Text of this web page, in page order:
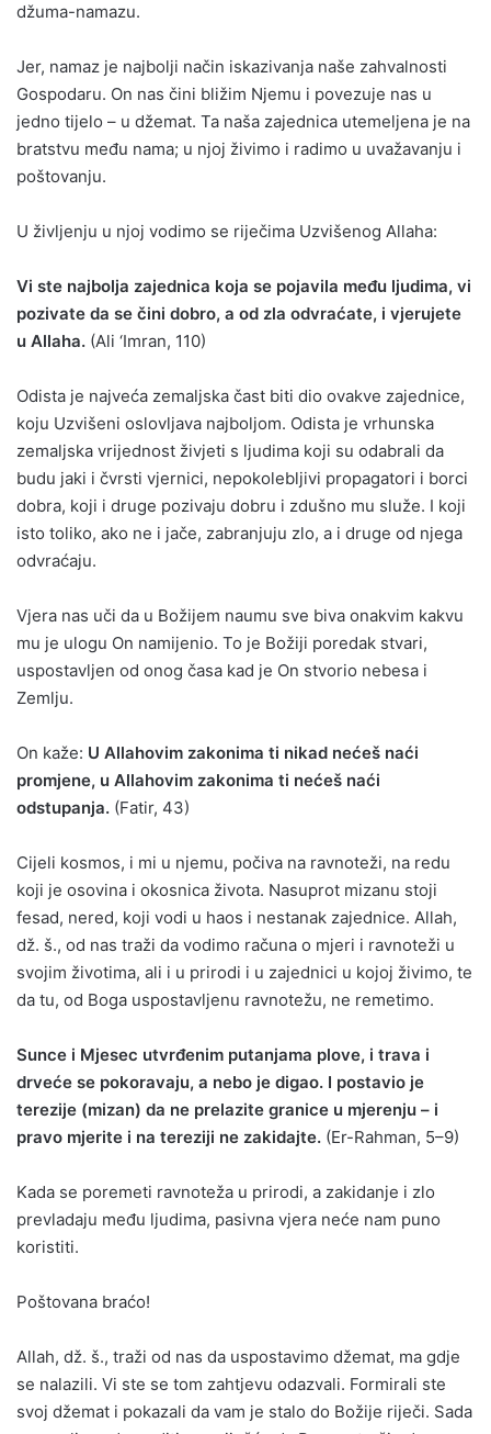
džuma-namazu.
Jer, namaz je najbolji način iskazivanja naše zahvalnosti
Gospodaru. On nas čini bližim Njemu i povezuje nas u
jedno tijelo – u džemat. Ta naša zajednica utemeljena je na
bratstvu među nama; u njoj živimo i radimo u uvažavanju i
poštovanju.
U življenju u njoj vodimo se riječima Uzvišenog Allaha:
Vi ste najbolja zajednica koja se pojavila među ljudima, vi
pozivate da se čini dobro, a od zla odvraćate, i vjerujete
u Allaha. (Ali ‘Imran, 110)
Odista je najveća zemaljska čast biti dio ovakve zajednice,
koju Uzvišeni oslovljava najboljom. Odista je vrhunska
zemaljska vrijednost živjeti s ljudima koji su odabrali da
budu jaki i čvrsti vjernici, nepokolebljivi propagatori i borci
dobra, koji i druge pozivaju dobru i zdušno mu služe. I koji
isto toliko, ako ne i jače, zabranjuju zlo, a i druge od njega
odvraćaju.
Vjera nas uči da u Božijem naumu sve biva onakvim kakvu
mu je ulogu On namijenio. To je Božiji poredak stvari,
uspostavljen od onog časa kad je On stvorio nebesa i
Zemlju.
On kaže: U Allahovim zakonima ti nikad nećeš naći
promjene, u Allahovim zakonima ti nećeš naći
odstupanja. (Fatir, 43)
Cijeli kosmos, i mi u njemu, počiva na ravnoteži, na redu
koji je osovina i okosnica života. Nasuprot mizanu stoji
fesad, nered, koji vodi u haos i nestanak zajednice. Allah,
dž. š., od nas traži da vodimo računa o mjeri i ravnoteži u
svojim životima, ali i u prirodi i u zajednici u kojoj živimo, te
da tu, od Boga uspostavljenu ravnotežu, ne remetimo.
Sunce i Mjesec utvrđenim putanjama plove, i trava i
drveće se pokoravaju, a nebo je digao. I postavio je
terezije (mizan) da ne prelazite granice u mjerenju – i
pravo mjerite i na tereziji ne zakidajte. (Er-Rahman, 5–9)
Kada se poremeti ravnoteža u prirodi, a zakidanje i zlo
prevladaju među ljudima, pasivna vjera neće nam puno
koristiti.
Poštovana braćo!
Allah, dž. š., traži od nas da uspostavimo džemat, ma gdje
se nalazili. Vi ste se tom zahtjevu odazvali. Formirali ste
svoj džemat i pokazali da vam je stalo do Božije riječi. Sada